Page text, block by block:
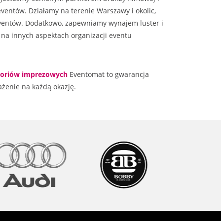
Działamy na terenie Warszawy i okolic,
Dodatkowo, zapewniamy wynajem luster i
innych aspektach organizacji eventu
imprezowych Eventomat to gwarancja
na każdą okazję.